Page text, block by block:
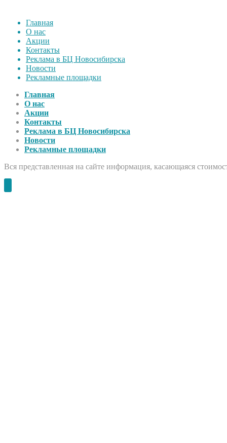
Главная
О нас
Акции
Контакты
Реклама в БЦ Новосибирска
Новости
Рекламные площадки
Главная
О нас
Акции
Контакты
Реклама в БЦ Новосибирска
Новости
Рекламные площадки
Вся представленная на сайте информация, касающаяся